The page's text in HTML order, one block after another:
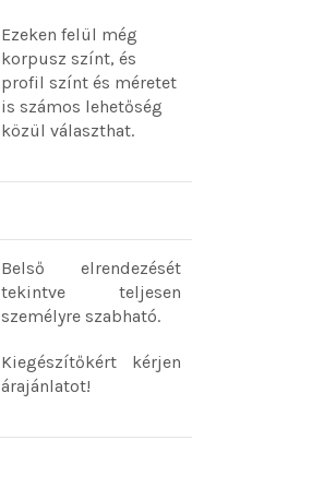
Ezeken felül még
korpusz színt, és
profil színt és méretet
is számos lehetőség
közül választhat.
Belső elrendezését
tekintve teljesen
személyre szabható.
Kiegészítőkért kérjen
árajánlatot!